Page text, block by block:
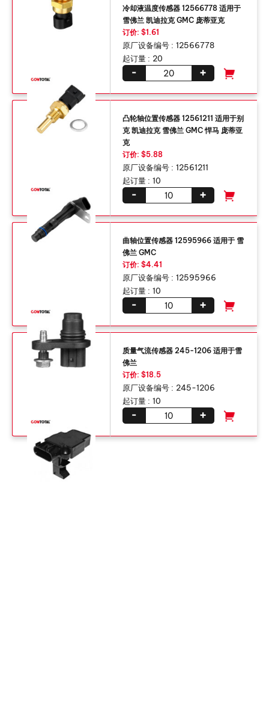
冷却液温度传感器 12566778 适用于
雪佛兰 凯迪拉克 GMC 庞蒂亚克
订价: $1.61
原厂设备编号 : 12566778
起订量 : 20
+
-
凸轮轴位置传感器 12561211 适用于别
克 凯迪拉克 雪佛兰 GMC 悍马 庞蒂亚
克
订价: $5.88
原厂设备编号 : 12561211
起订量 : 10
+
-
曲轴位置传感器 12595966 适用于 雪
佛兰 GMC
订价: $4.41
原厂设备编号 : 12595966
起订量 : 10
+
-
质量气流传感器 245-1206 适用于雪
佛兰
订价: $18.5
原厂设备编号 : 245-1206
起订量 : 10
+
-